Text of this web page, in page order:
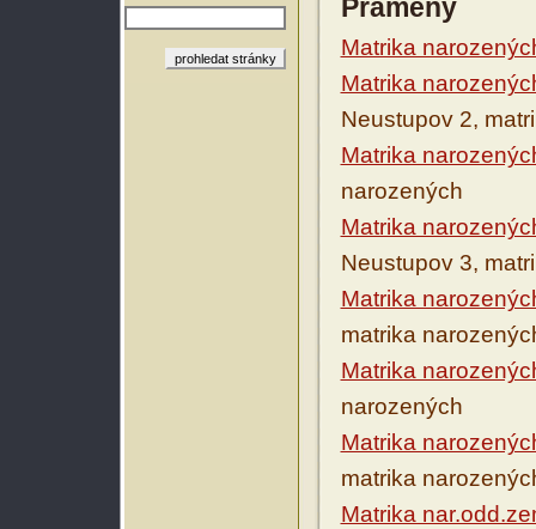
Prameny
Matrika
Matrika
Neustupov 2,
Matrika
narozených
Matrika
Neustupov 3,
Matrika
matrika
Matrika
narozených
Matrika
matrika
Matrika